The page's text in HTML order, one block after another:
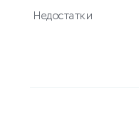
Недостатки